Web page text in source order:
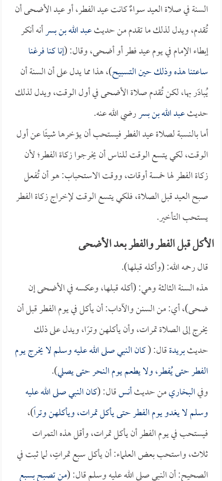
السنة في صلاة العيد سواءٌ كانت عيد الفطر، أو عيد الأضحى أن
تُقدم، ويدل لذلك ما تقدم من حديثعبد الله بن بسرأنه أنكر
إبطاء الإمام في يوم عيد فطر أو أضحى، وقال: (إنا كنا فرغنا
ساعتنا هذه وذلك حين التسبيح)، هذا مما يدل على أن السنة أن
يُبادَر بها، لكن تُقدم صلاة الأضحى في أول الوقت، ويدل لذلك
حديثعبد الله بن بسررضي الله عنه.
أما بالنسبة لصلاة عيد الفطر فيستحب أن يؤخرها شيئًا عن أول
الوقت، لكي يتسع الوقت للناس أن يخرجوا زكاة الفطر؛ لأن
زكاة الفطر لها خمسة أوقات، ووقت الاستحباب: هو أن تُفعل
صبح العيد قبل الصلاة، فلكي يتسع الوقت لإخراج زكاة الفطر
يستحب التأخير.
الأكل قبل الفطر والفطر بعد الأضحى
قال رحمه الله: (وأكله قبلها).
هذه السنة الثالثة وهي: (أكله قبلها، وعكسه في الأضحى إن
ضحى)، أي: من السنن والآداب: أن يأكل في يوم الفطر قبل أن
يخرج إلى الصلاة تمرات، وأن يأكلهن وترًا، ويدل على ذلك
حديثبريدةقال: (كان النبي صلى الله عليه وسلم لا يخرج يوم
الفطر حتى يُفطر، ولا يطعم يوم النحر حتى يصلي).
وفيالبخاريمن حديثأنسقال: (كان النبي صلى الله عليه
وسلم لا يغدو يوم الفطر حتى يأكل تمرات، ويأكلهن وتراً)،
فيستحب في يوم الفطر أن يأكل تمرات، وأقل هذه التمرات
ثلاث، واستحب بعض العلماء: أن يأكل سبع تمراتٍ، لما ثبت في
الصحيح: أن النبي صلى الله عليه وسلم قال: (من تصبح بسبع